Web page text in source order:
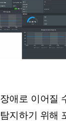
애로 이어질
지하기 위해